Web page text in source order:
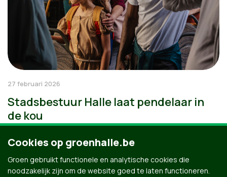
27 februari 2026
Stadsbestuur Halle laat pendelaar in
de kou
Cookies op groenhalle.be
Groen gebruikt functionele en analytische cookies die
noodzakelijk zijn om de website goed te laten functioneren.